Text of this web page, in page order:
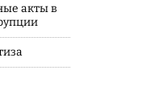
акты в